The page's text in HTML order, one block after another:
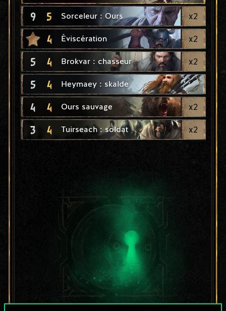
9 5 Sorceleur : Ours x2
4 Éviscération x2
5 4 Brokvar : chasseur x2
5 4 Heymaey : skalde
4 4 Ours sauvage x2
3 4 Tuirseach : soldat x2